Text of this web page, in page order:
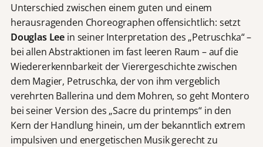
Unterschied zwischen einem guten und einem
herausragenden Choreographen offensichtlich: setzt
Douglas Lee in seiner Interpretation des „Petruschka“ –
bei allen Abstraktionen im fast leeren Raum – auf die
Wiedererkennbarkeit der Vierergeschichte zwischen
dem Magier, Petruschka, der von ihm vergeblich
verehrten Ballerina und dem Mohren, so geht Montero
bei seiner Version des „Sacre du printemps“ in den
Kern der Handlung hinein, um der bekanntlich extrem
impulsiven und energetischen Musik gerecht zu